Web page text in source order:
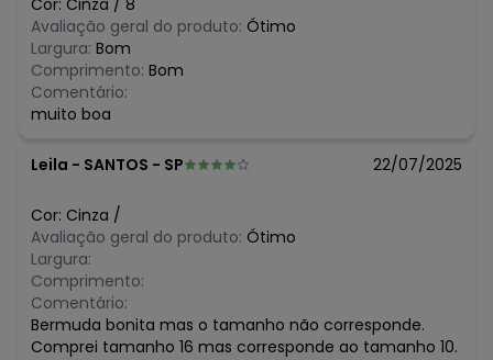
abril/2026
março/2026
fevereiro/2026
Cor: Cinza / 8
Avaliação geral do produto: Ótimo
Largura: Bom
Comprimento: Bom
Comentário:
muito boa
Leila - SANTOS - SP 22/07/2025
Cor: Cinza /
Avaliação geral do produto: Ótimo
Largura:
Comprimento:
Comentário:
Bermuda bonita mas o tamanho não corresponde.
Comprei tamanho 16 mas corresponde ao tamanho 10.